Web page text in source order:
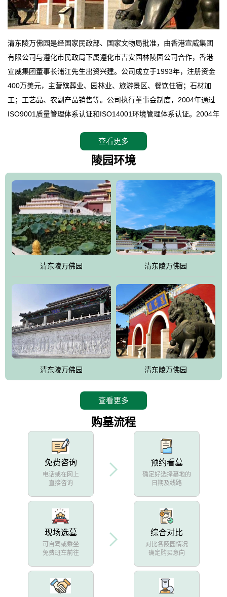
清东陵万佛园是经国家民政部、国家文物局批准，由香港宣威集团
有限公司与遵化市民政局下属遵化市吉安园林陵园公司合作，香港
宣威集团董事长浦江先生出资兴建。公司成立于1993年，注册资金
400万美元，主营殡葬业、园林业、旅游景区、餐饮住宿；石材加
工；工艺品、农副产品销售等。公司执行董事会制度，2004年通过
ISO9001质量管理体系认证和ISO14001环境管理体系认证。2004年
拥有4A级旅游区头衔的花园式陵园，园内建有四星级酒店一座。
万佛园位于遵化市境内，座落在世界文化遗产清东陵地形墙内，地
形绝佳，地理位置优越，交通便利。公司以“建设全国顶级人生后花
园、打造佛教精品旅游圣地”为目标，以海外归侨、国内外知名人士
的墓地安葬、祭祀吊亡并结合旅游参观构成其主要使用功能；以苍
郁绚丽、优雅宜人的园林景观构成其外部形象。通过墓园建设与造
园手法相结合的默契操作，建成一处特色鲜明、服务周全、环境优
美、民族风格突出，与周边文物古迹交相呼应的极具吸引力的花园
式园林。
万佛园工程一期占地448亩，目前完成投资近12亿元人民币，园区采
用全仿古式建筑，寻求与世界文化遗产地清东陵的和谐统一，在园
区建设中寻求陵园建设与景区建设的有机融合，充分发挥独一无二
的地形优势，打造现代艺术园林，建设旅游景观、寺庙、酒店等综
合服务设施，服务于陵园经营，使企业的多元化经营项目相互依
托、相互促进，园区绿化覆盖率达90%。
设计建造各种墓地墓位3万个；主体建筑金宝塔，墓位容量8万个，
能适应不同消费阶层的需求，为客户提供墓碑设计制作服务、特色
查看更多
陵园环境
清东陵万佛园 清东陵万佛园
清东陵万佛园 清东陵万佛园
查看更多
购墓流程
免费咨询
电话或在网上
直接咨询
预约看墓
确定好选择墓地的
日期及线路
现场选墓
可自驾或乘坐
免费班车前往
综合对比
对比各陵园情况
确定购买意向